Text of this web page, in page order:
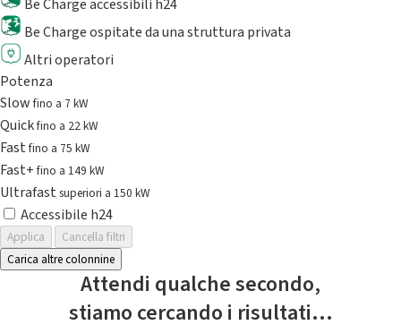
Be Charge accessibili h24
Be Charge ospitate da una struttura privata
Altri operatori
Potenza
Slowfino a 7 kW
Quickfino a 22 kW
Fastfino a 75 kW
Fast+fino a 149 kW
Ultrafast superiori a 150 kW
Accessibile h24
Applica
Cancella filtri
Carica altre colonnine
Attendi qualche secondo,
stiamo cercando i risultati...